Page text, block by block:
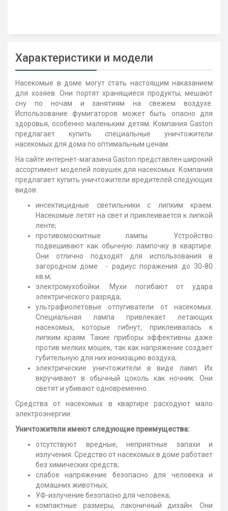
Характеристики и модели
Насекомые в доме могут стать настоящим наказанием
для хозяев. Они портят хранящиеся продукты, мешают
сну по ночам и занятиям на свежем воздухе.
Использование фумигаторов может быть опасно для
здоровья, особенно маленьким детям. Компания Gaston
предлагает купить специальные уничтожители
насекомых для дома по оптимальным ценам.
На сайте интернет-магазина Gaston представлен широкий
ассортимент моделей ловушек для насекомых. Компания
предлагает купить уничтожители вредителей следующих
видов:
инсектицидные светильники с липким краем.
Насекомые летят на свет и приклеивается к липкой
ленте;
противомоскитные лампы. Устройство
подвешивают как обычную лампочку в квартире.
Они отлично подходят для использования в
загородном доме - радиус поражения до 30-80
кв.м;
электромухобойки. Мухи погибают от удара
электрического разряда;
ультрафиолетовые отпугиватели от насекомых.
Специальная лампа привлекает летающих
насекомых, которые гибнут, приклеивалась к
липким краям. Такие приборы эффективны даже
против мелких мошек, так как напряжение создает
губительную для них ионизацию воздуха;
электрические уничтожители в виде ламп. Их
вкручивают в обычный цоколь как ночник. Они
светят и убивают одновременно.
Средства от насекомых в квартире расходуют мало
электроэнергии.
Уничтожители имеют следующие преимущества:
отсутствуют вредные, неприятные запахи и
излучения. Средство от насекомых в доме работает
без химических средств;
слабое напряжение безопасно для человека и
домашних животных;
УФ-излучение безопасно для человека;
компактные размеры, лаконичный дизайн. Они